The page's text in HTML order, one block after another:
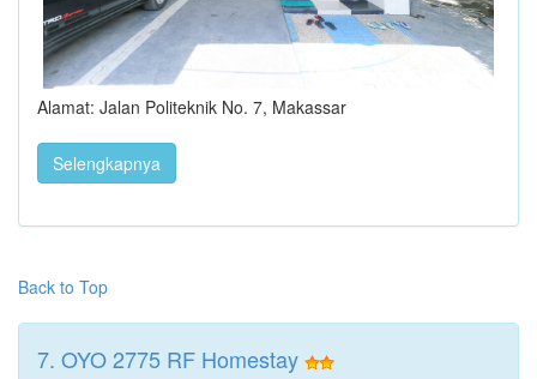
Alamat: Jalan Politeknik No. 7, Makassar
Selengkapnya
Back to Top
7. OYO 2775 RF Homestay